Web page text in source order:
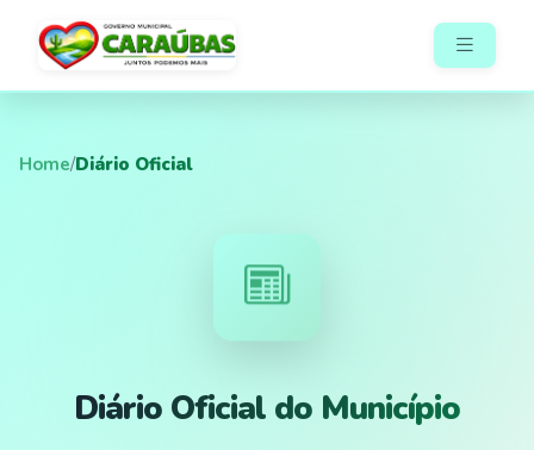
Home/Diário Oficial
Diário Oficial do Município